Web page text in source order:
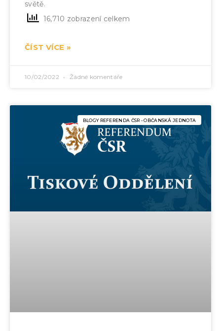
světě.
16,710 zobrazení celkem
ČÍST VÍCE »
10/02/2022 Žádné komentáře
BLOGY REFERENDA ČSR - OBČANSKÁ JEDNOTA